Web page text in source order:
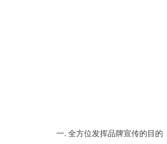
一. 全方位发挥品牌宣传的 目的